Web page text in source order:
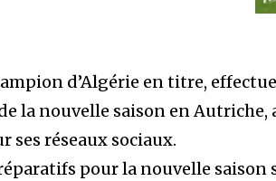
d’Algérie en titre,
la nouvelle saison en Autriche,
ses réseaux sociaux.
pour la nouvelle